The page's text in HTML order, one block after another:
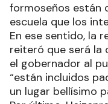
formoseños están
escuela que los
En ese sentido, la
reiteró que será la
el gobernador al
“están incluidos
un lugar bellísimo